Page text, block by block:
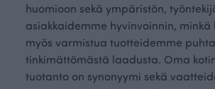
huomioon sekä ympäristön,
asiakkaidemme hyvinvoinnin, minkä
myös varmistua tuotteidemme
tinkimättömästä laadusta. Oma
tuotanto on synonyymi sekä